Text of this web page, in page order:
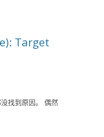
Target
找到原因。 偶然